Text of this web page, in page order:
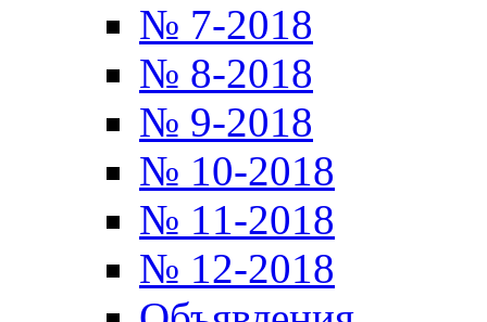
№ 7-2018
№ 8-2018
№ 9-2018
№ 10-2018
№ 11-2018
№ 12-2018